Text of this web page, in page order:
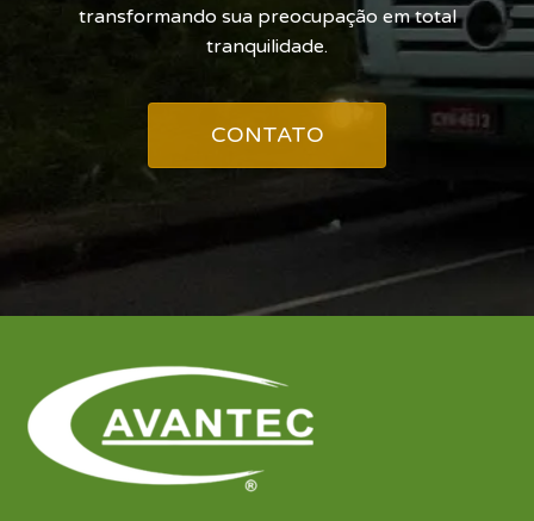
transformando sua preocupação em total
tranquilidade.
CONTATO